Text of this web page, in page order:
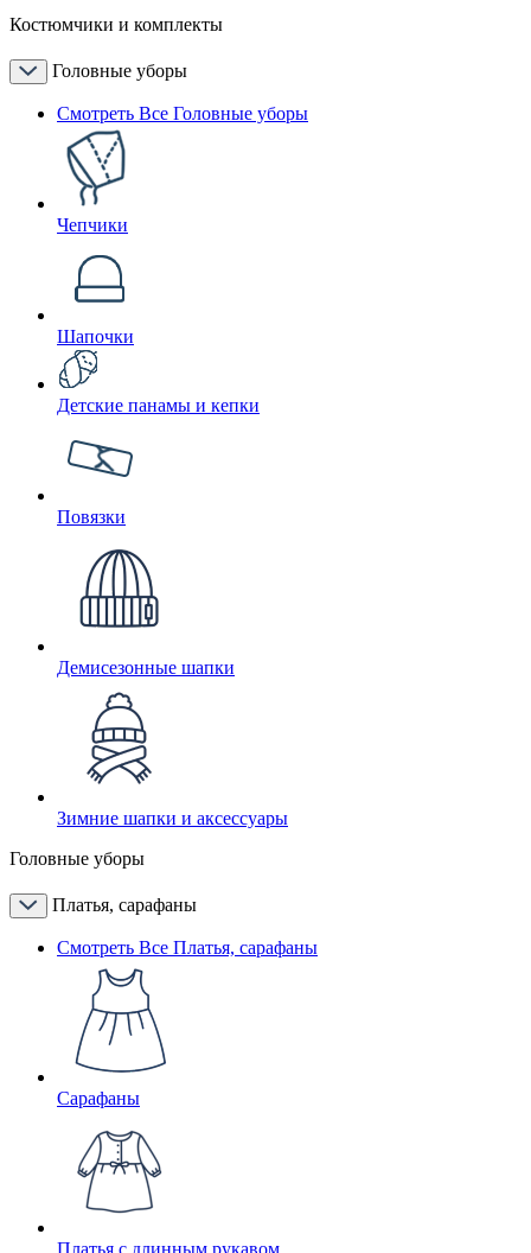
Костюмчики и комплекты
Головные уборы
Смотреть Все Головные уборы
Чепчики
Шапочки
Детские панамы и кепки
Повязки
Демисезонные шапки
Зимние шапки и аксессуары
Головные уборы
Платья, сарафаны
Смотреть Все Платья, сарафаны
Сарафаны
Платья с длинным рукавом